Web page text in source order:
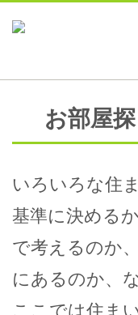
お部屋
いろいろな住
基準に決める
で考えるのか
にあるのか、
ここでは住ま